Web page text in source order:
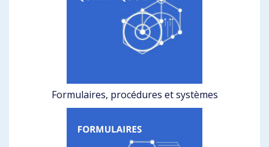
Formulaires, procédures et systèmes